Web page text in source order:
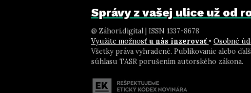
Správy z vašej ulice už od
@ Záhori.digital | ISSN 1337-8678
Využite možnosť u nás inzerovať • Osobné
Všetky práva vyhradené. Publikovanie alebo
súhlasu TASR porušením autorského zákona.